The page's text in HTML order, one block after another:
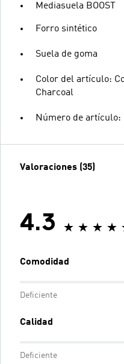
Mediasuela BOOST
Forro sintético
Suela de goma
Color del artículo:
Charcoal
Número de artículo:
Valoraciones (35)
4.3
Comodidad
Deficiente
Calidad
Deficiente